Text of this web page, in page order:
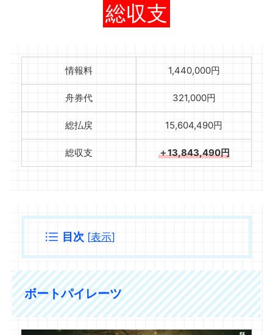
総収支
情報料 1,440,000円
舟券代 321,000円
総払戻 15,604,490円
総収支 ＋13,843,490円
目次 [表示]
ボートパイレーツ